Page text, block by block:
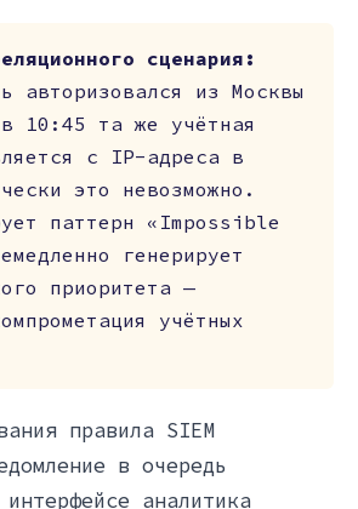
сценария:
авторизовался из Москвы
10:45 та же учётная
с IP-адреса в
это невозможно.
паттерн «Impossible
генерирует
приоритета —
учётных
правила SIEM
в очередь
аналитика